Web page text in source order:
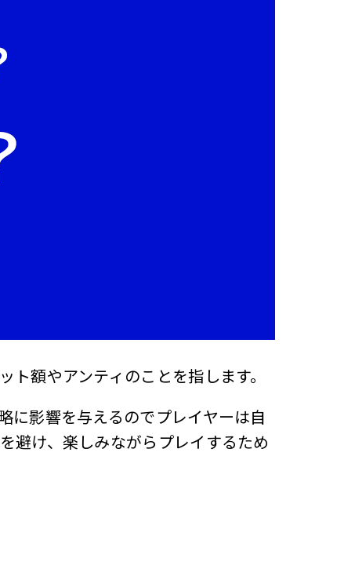
額やアンティのことを指します。
に影響を与えるのでプレイヤーは自
避け、楽しみながらプレイするため